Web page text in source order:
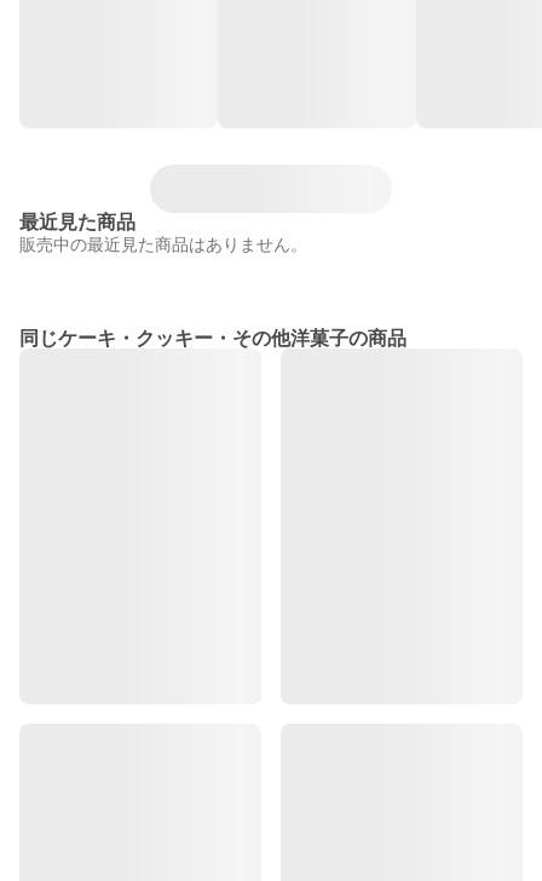
最近見た商品
販売中の最近見た商品はありません。
同じケーキ・クッキー・その他洋菓子の商品